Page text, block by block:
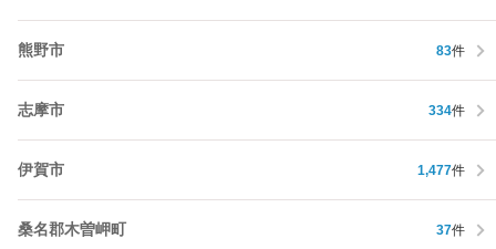
熊野市 83件
志摩市 334件
伊賀市 1,477件
桑名郡木曽岬町 37件